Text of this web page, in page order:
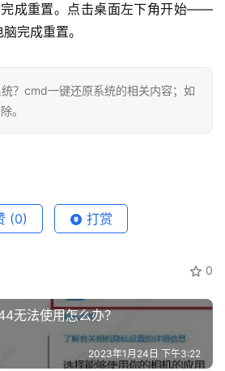
成重置。点击桌面左下角开始——
完成重置。
？cmd一键还原系统的相关内容；如
。
(0) 打赏
0
无法使用怎么办？
2023年1月24日 下午3:22